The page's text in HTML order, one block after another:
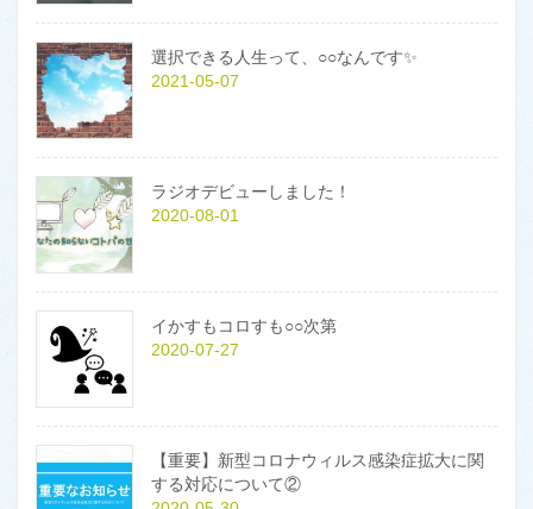
選択できる人生って、○○なんです✨
2021-05-07
ラジオデビューしました！
2020-08-01
イかすもコロすも○○次第
2020-07-27
【重要】新型コロナウィルス感染症拡大に関
する対応について②